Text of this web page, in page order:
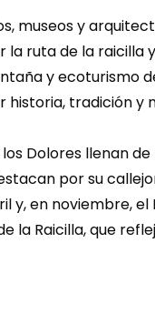
museos y
ruta de la raicilla
y ecoturismo
historia, tradición y
por su
y, en noviembre, el
la Raicilla, que